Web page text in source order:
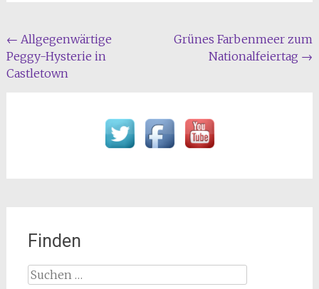
Beitragsnavigation
← Allgegenwärtige
Peggy-Hysterie in
Castletown
Grünes Farbenmeer zum
Nationalfeiertag →
Finden
Suchen